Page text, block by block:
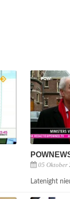
05 Oktober
Latenight